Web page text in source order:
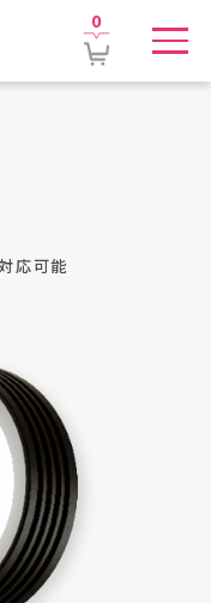
0
応可能